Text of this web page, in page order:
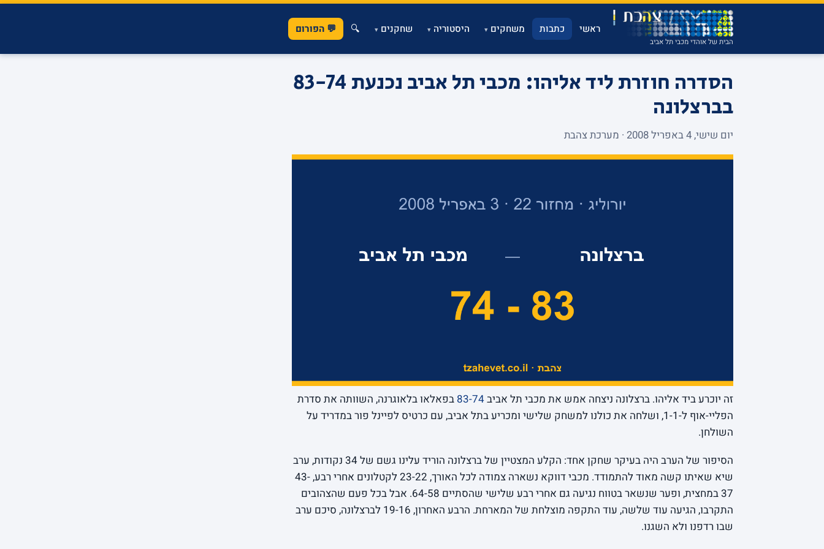
הבית של אוהדי מכבי תל אביב
ראשי כתבות משחקים▾ היסטוריה▾ שחקנים▾
🔍 💬 הפורום
הסדרה חוזרת ליד אליהו: מכבי תל אביב נכנעת 83-74
בברצלונה
יום שישי, 4 באפריל 2008 · מערכת צהבת
זה יוכרע ביד אליהו. ברצלונה ניצחה אמש את מכבי תל אביב83-74 בפאלאו בלאוגרנה, השוותה את סדרת
הפליי-אוף ל-1-1, ושלחה את כולנו למשחק שלישי ומכריע בתל אביב, עם כרטיס לפיינל פור במדריד על
השולחן.
הסיפור של הערב היה בעיקר שחקן אחד: הקלע המצטיין של ברצלונה הוריד עלינו גשם של 34 נקודות, ערב
שיא שאיתו קשה מאוד להתמודד. מכבי דווקא נשארה צמודה לכל האורך, 23-22 לקטלונים אחרי רבע, 43-
37 במחצית, ופער שנשאר בטווח נגיעה גם אחרי רבע שלישי שהסתיים 64-58. אבל בכל פעם שהצהובים
התקרבו, הגיעה עוד שלשה, עוד התקפה מוצלחת של המארחת. הרבע האחרון, 19-16 לברצלונה, סיכם ערב
שבו רדפנו ולא השגנו.